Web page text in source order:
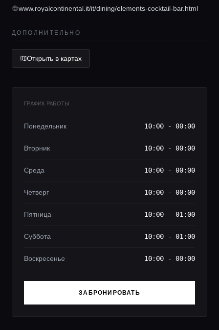
Гиды
Консьерж сервис
www.royalcontinental.it/it/dining/elements-cocktail-bar.html
ДОПОЛНИТЕЛЬНО
Открыть в картах
ГРАФИК РАБОТЫ
Понедельник 10:00 - 00:00
Вторник 10:00 - 00:00
Среда 10:00 - 00:00
Четверг 10:00 - 00:00
Пятница 10:00 - 01:00
Суббота 10:00 - 01:00
Воскресенье 10:00 - 00:00
ЗАБРОНИРОВАТЬ